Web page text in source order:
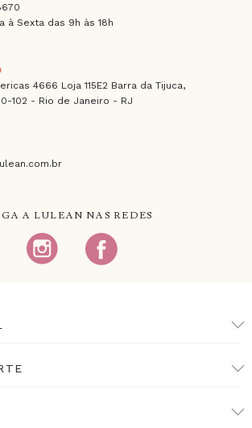
à Sexta das 9h às 18h
4666 Loja 115E2 Barra da Tijuca,
102 - Rio de Janeiro - RJ
A LULEAN NAS REDES